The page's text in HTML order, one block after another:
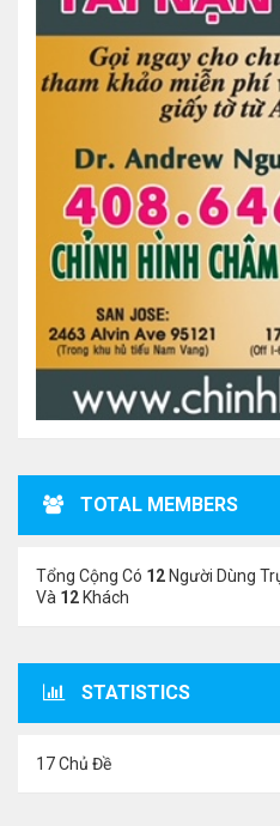
TOTAL MEMBERS
Tổng Cộng Có 12 Người Dùng
Và 12 Khách
STATISTICS
17 Chủ Đề